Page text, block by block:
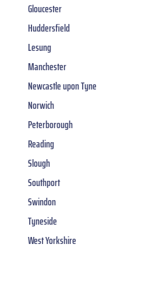
Gloucester
Huddersfield
Lesung
Manchester
Newcastle upon Tyne
Norwich
Peterborough
Reading
Slough
Southport
Swindon
Tyneside
West Yorkshire